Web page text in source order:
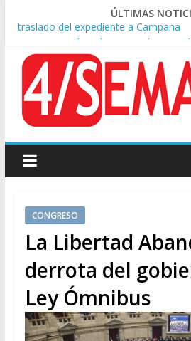
ÚLTIMAS
A pocas cuadras de La Bombonera
Día de San Cayetano: masiva
sindicatos y organizaciones sociales
Pesar por la muerte de Leandro
y conductor de TV
Tras la aprobación de la ley de
Causa AFA: el juez Amarante calificó
traslado del expediente a Campana
CONGRESO
La Libertad
derrota del
Ley Ómnibus